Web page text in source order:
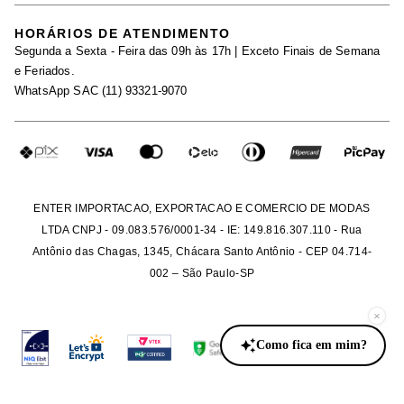
Igualdade Salarial
Requisição de Dados
Minha Conta
Trocas
Fretes e Tarifas
Maternidade
Seja um Afiliado
HORÁRIOS DE ATENDIMENTO
Segunda a Sexta - Feira das 09h às 17h | Exceto Finais de Semana
e Feriados.
WhatsApp SAC (11) 93321-9070
ENTER IMPORTACAO, EXPORTACAO E COMERCIO DE MODAS
LTDA CNPJ - 09.083.576/0001-34 - IE: 149.816.307.110 - Rua
Antônio das Chagas, 1345, Chácara Santo Antônio - CEP 04.714-
002 – São Paulo-SP
×
Como fica em mim?